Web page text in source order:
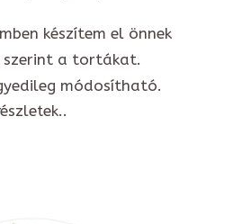
készítem el önnek
szerint a tortákat.
módosítható.